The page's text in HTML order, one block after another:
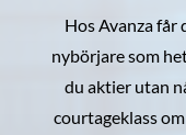
Hos Avanza får
nybörjare som
du aktier utan
courtageklass